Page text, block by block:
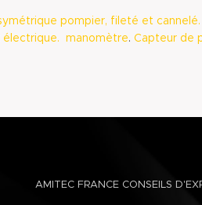
pompier, fileté et
manomètre.Capteur de
AMITEC FRANCE CONSEILS